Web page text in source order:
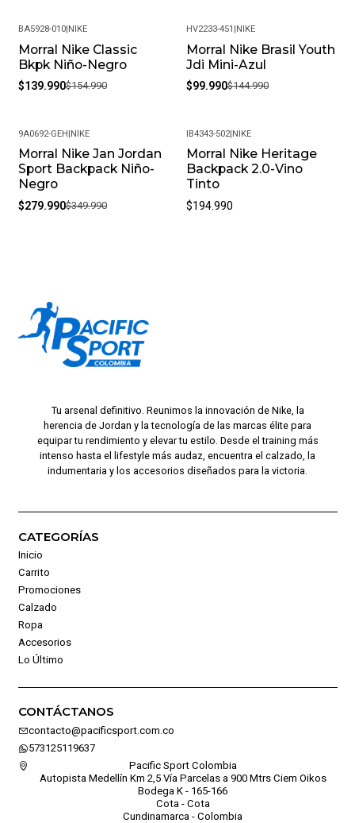
-10%
BA5928-010|NIKE
Morral Nike Classic
Bkpk Niño-Negro
$139.990$154.990
-31%
HV2233-451 |NIKE
Morral Nike Brasil Youth
Jdi Mini-Azul
$99.990$144.990
-20%
9A0692-GEH|NIKE
Morral Nike Jan Jordan
Sport Backpack Niño-
Negro
$279.990$349.990
IB4343-502|NIKE
Morral Nike Heritage
Backpack 2.0-Vino
Tinto
$194.990
Tu arsenal definitivo. Reunimos la innovación de Nike, la
herencia de Jordan y la tecnología de las marcas élite para
equipar tu rendimiento y elevar tu estilo. Desde el training más
intenso hasta el lifestyle más audaz, encuentra el calzado, la
indumentaria y los accesorios diseñados para la victoria.
CATEGORÍAS
Inicio
Carrito
Promociones
Calzado
Ropa
Accesorios
Lo Último
CONTÁCTANOS
contacto@pacificsport.com.co
573125119637
Pacific Sport Colombia
Autopista Medellín Km 2,5 Vía Parcelas a 900 Mtrs Ciem Oikos
Bodega K - 165-166
Cota - Cota
Cundinamarca - Colombia